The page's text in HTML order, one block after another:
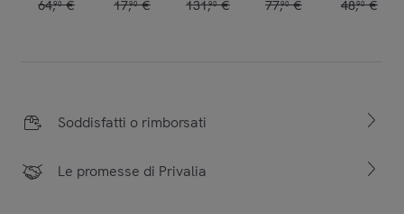
64,90 € 17,90 € 131,90 € 77,90 € 48,90 €
Soddisfatti o rimborsati
Le promesse di Privalia